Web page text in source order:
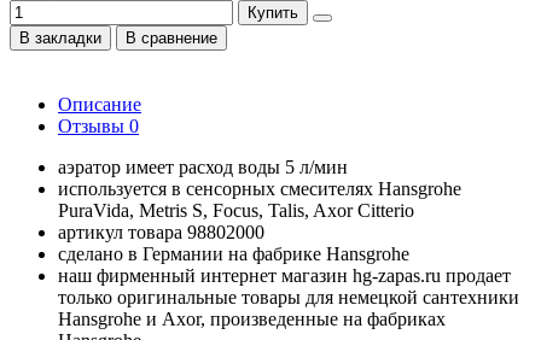
Купить
В закладки
В сравнение
Описание
Отзывы 0
аэратор имеет расход воды 5 л/мин
используется в сенсорных смесителях Hansgrohe
PuraVida, Metris S, Focus, Talis, Axor Citterio
артикул товара 98802000
сделано в Германии на фабрике Hansgrohe
наш фирменный интернет магазин hg-zapas.ru продает
только оригинальные товары для немецкой сантехники
Hansgrohe и Axor, произведенные на фабриках